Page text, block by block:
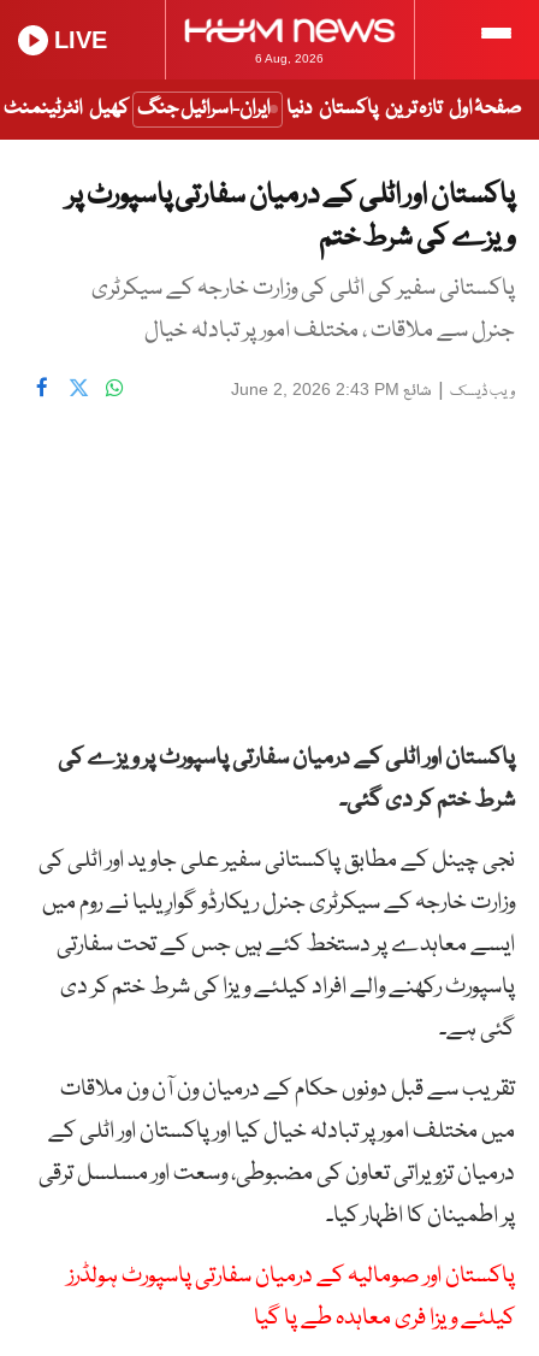
6 Aug, 2026
LIVE
صفحۂ اول تازہ ترین پاکستان دنیا ایران-اسرائیل جنگ کھیل انٹرٹینمنٹ
پاکستان اور اٹلی کے درمیان سفارتی پاسپورٹ پر
ویزے کی شرط ختم
پاکستانی سفیر کی اٹلی کی وزارت خارجہ کے سیکرٹری
جنرل سے ملاقات ، مختلف امور پر تبادلہ خیال
ویب ڈیسک | شائع June 2, 2026 2:43 PM
پاکستان اور اٹلی کے درمیان سفارتی پاسپورٹ پر ویزے کی
شرط ختم کر دی گئی۔
نجی چینل کے مطابق پاکستانی سفیر علی جاوید اور اٹلی کی
وزارت خارجہ کے سیکرٹری جنرل ریکارڈو گوارِیلیا نے روم میں
ایسے معاہدے پر دستخط کئے ہیں جس کے تحت سفارتی
پاسپورٹ رکھنے والے افراد کیلئے ویزا کی شرط ختم کر دی
گئی ہے۔
تقریب سے قبل دونوں حکام کے درمیان ون آن ون ملاقات
میں مختلف امور پر تبادلہ خیال کیا اور پاکستان اور اٹلی کے
درمیان تزویراتی تعاون کی مضبوطی، وسعت اور مسلسل ترقی
پر اطمینان کا اظہار کیا۔
پاکستان اور صومالیہ کے درمیان سفارتی پاسپورٹ ہولڈرز
کیلئے ویزا فری معاہدہ طے پا گیا